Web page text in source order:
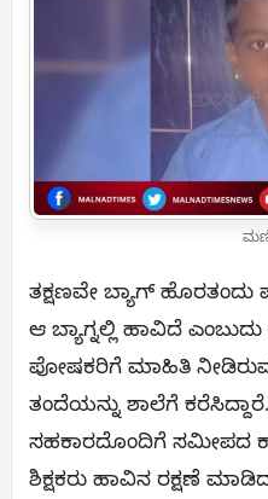
ತಕ್ಷಣವೇ ಬ್ಯಾಗ್ ಹೊರತಂದು
ಆ ಬ್ಯಾಗ್ನಲ್ಲಿ ಹಾವಿದೆ ಎಂಬುದು
ಪೋಷಕರಿಗೆ ಮಾಹಿತಿ ನೀಡಿರುವ
ತಂದೆಯನ್ನು ಶಾಲೆಗೆ
ಸಹಕಾರದೊಂದಿಗೆ ಸಮೀಪದ
ಶಿಕ್ಷಕರು ಹಾವಿನ ರಕ್ಷಣೆ